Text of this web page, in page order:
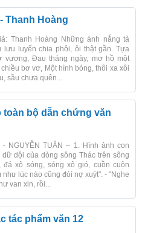
Thanh Hoàng
Thanh Hoàng Những ánh nắng tả
lưu luyến chia phôi, ôi thật gần. Tựa
vương, Đau tháng ngày, mơ hồ một
bơ vơ, Một hình bóng, thôi xa xôi
sầu chưa quên...
toàn bộ dẫn chứng văn
NGUYỄN TUÂN – 1. Hình ảnh con
dội của dòng sông Thác trên sông
xô sóng, sóng xô gió, cuồn cuộn
như lúc nào cũng đòi nợ xuýt". - "Nghe
van xin, rồi...
tác phẩm văn 12